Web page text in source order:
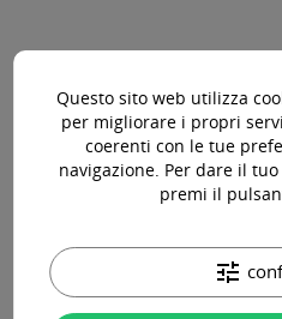
AGGIUNGI AL
Disponibile
Acquista 119,00 € (iva incl.) di
Questo sito web utilizza
per migliorare i propri
coerenti con le tue
navigazione. Per dare il
premi il
tune